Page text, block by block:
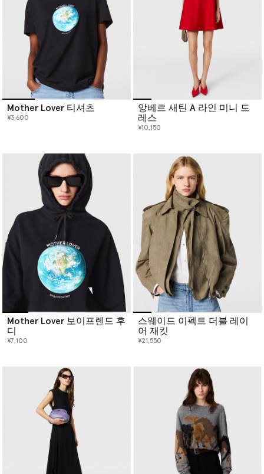
Mother Lover 티셔츠
¥3,600
앙베르 새틴 A 라인 미니 드
레스
¥10,150
Mother Lover 보이프렌드 후
디
¥7,100
스웨이드 이펙트 더블 레이
어 재킷
¥21,550